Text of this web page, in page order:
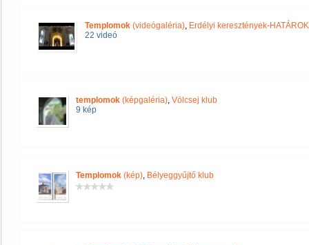
Templomok (videógaléria), Erdélyi keresztények-
22 videó
templomok (képgaléria), Völcsej klub
9 kép
Templomok (kép), Bélyeggyűjtő klub